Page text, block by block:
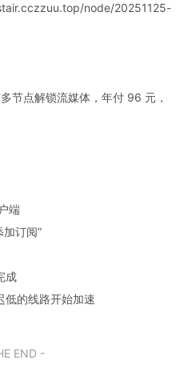
node/20251125-
节点解锁流媒体，年付 96 元，
端
订阅”
成
低的线路开始加速
END -